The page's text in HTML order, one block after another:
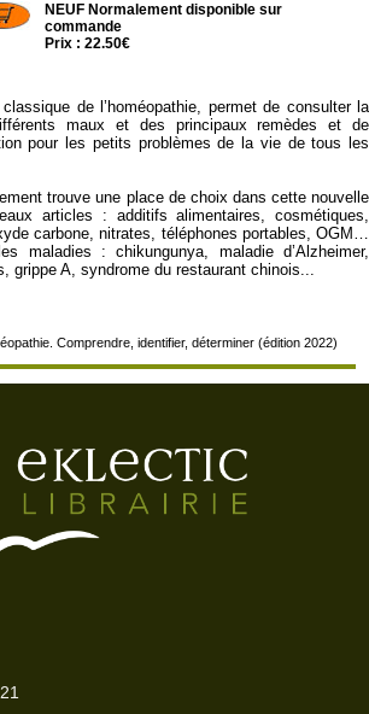
NEUF Normalement disponible sur
commande
Prix : 22.50€
de l’homéopathie, permet de consulter la
maux et des principaux remèdes et de
pour les petits problèmes de la vie de tous les
trouve une place de choix dans cette nouvelle
articles : additifs alimentaires, cosmétiques,
carbone, nitrates, téléphones portables, OGM…
maladies : chikungunya, maladie d’Alzheimer,
grippe A, syndrome du restaurant chinois...
Comprendre, identifier, déterminer (édition 2022)